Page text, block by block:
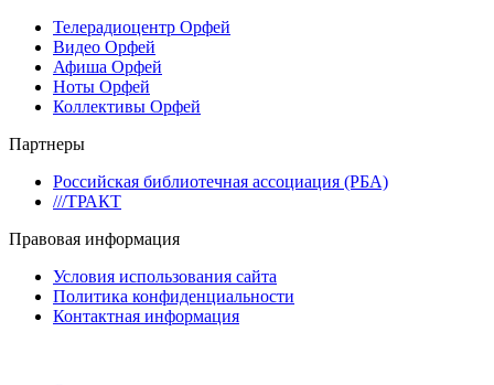
Телерадиоцентр Орфей
Видео Орфей
Афиша Орфей
Ноты Орфей
Коллективы Орфей
Партнеры
Российская библиотечная ассоциация (РБА)
///ТРАКТ
Правовая информация
Условия использования сайта
Политика конфиденциальности
Контактная информация